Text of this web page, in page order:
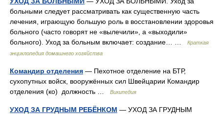
больными следует рассматривать как существенную часть
лечения, играющую большую роль в восстановлении здоровья
больного (часто говорят не «вылечили», а «выходили»
больного). Уход за больным включает: создание… …
Краткая
энциклопедия домашнего хозяйства
Командир отделения — Пехотное отделение на БТР,
сухопутных войск, вооружённых сил Швейцарии Командир
отделения (ко) должность …
Википедия
УХОД ЗА ГРУДНЫМ РЕБЁНКОМ — УХОД ЗА ГРУДНЫМ